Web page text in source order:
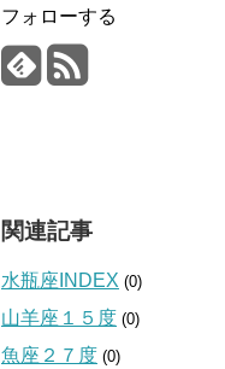
フォローする
関連記事
水瓶座INDEX (0)
山羊座１５度 (0)
魚座２７度 (0)